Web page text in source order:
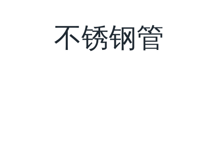
不锈钢管